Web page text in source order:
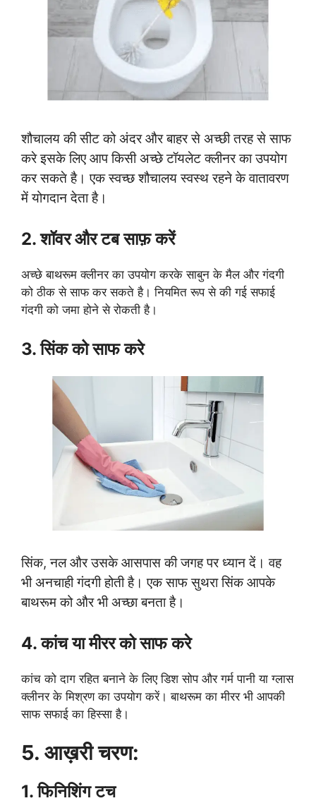
शौचालय की सीट को अंदर और बाहर से अच्छी तरह से साफ
करे इसके लिए आप किसी अच्छे टॉयलेट क्लीनर का उपयोग
कर सकते है। एक स्वच्छ शौचालय स्वस्थ रहने के वातावरण
में योगदान देता है।
2. शॉवर और टब साफ़ करें
अच्छे बाथरूम क्लीनर का उपयोग करके साबुन के मैल और गंदगी
को ठीक से साफ कर सकते है। नियमित रूप से की गई सफाई
गंदगी को जमा होने से रोकती है।
3. सिंक को साफ करे
सिंक, नल और उसके आसपास की जगह पर ध्यान दें। वह
भी अनचाही गंदगी होती है। एक साफ सुथरा सिंक आपके
बाथरूम को और भी अच्छा बनता है।
4. कांच या मीरर को साफ करे
कांच को दाग रहित बनाने के लिए डिश सोप और गर्म पानी या ग्लास
क्लीनर के मिश्रण का उपयोग करें। बाथरूम का मीरर भी आपकी
साफ सफाई का हिस्सा है।
5. आख़री चरण:
1. फिनिशिंग टच